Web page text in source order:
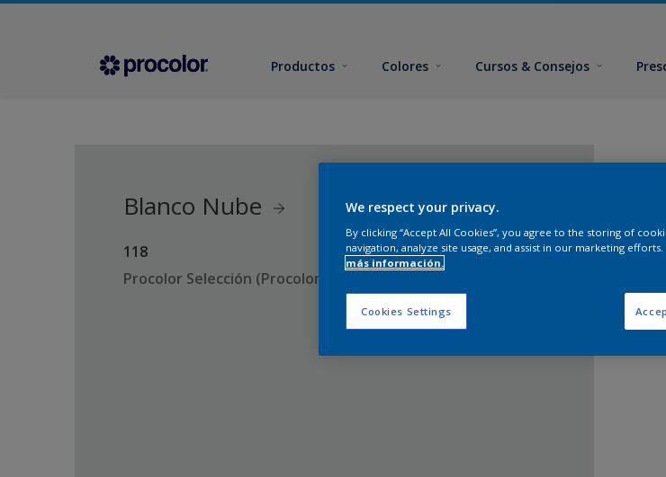
Productos Colores Cursos & Consejos
Blanco Nube
118
Procolor Selección (Procolor Interior)
We respect your privacy.
By clicking “Accept All Cookies”, you agree to the storing of
navigation, analyze site usage, and assist in our marketing efforts.
más información.
Cookies Settings